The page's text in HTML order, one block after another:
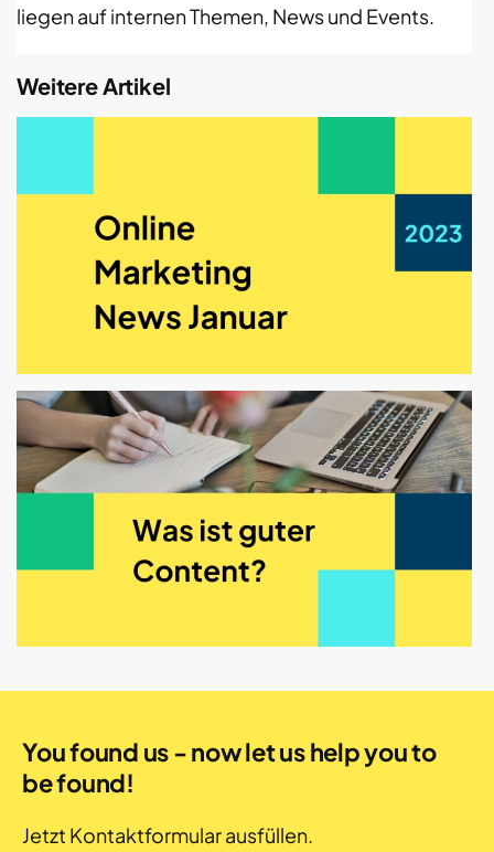
liegen auf internen Themen, News und Events.
Weitere Artikel
You found us - now let us help you to
be found!
Jetzt Kontaktformular ausfüllen.